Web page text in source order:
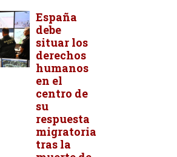
España
debe
situar los
derechos
humanos
en el
centro de
su
respuesta
migratoria
tras la